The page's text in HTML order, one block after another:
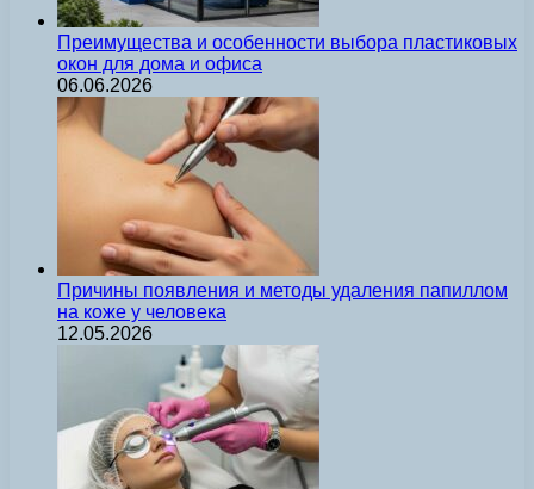
Преимущества и особенности выбора пластиковых
окон для дома и офиса
06.06.2026
Причины появления и методы удаления папиллом
на коже у человека
12.05.2026